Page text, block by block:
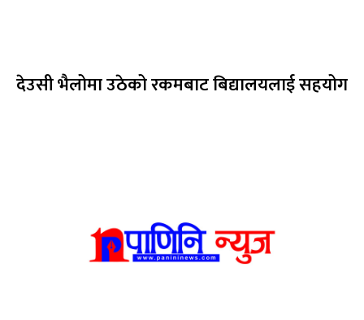
देउसी भैलोमा उठेको रकमबाट बिद्यालयलाई सहयोग